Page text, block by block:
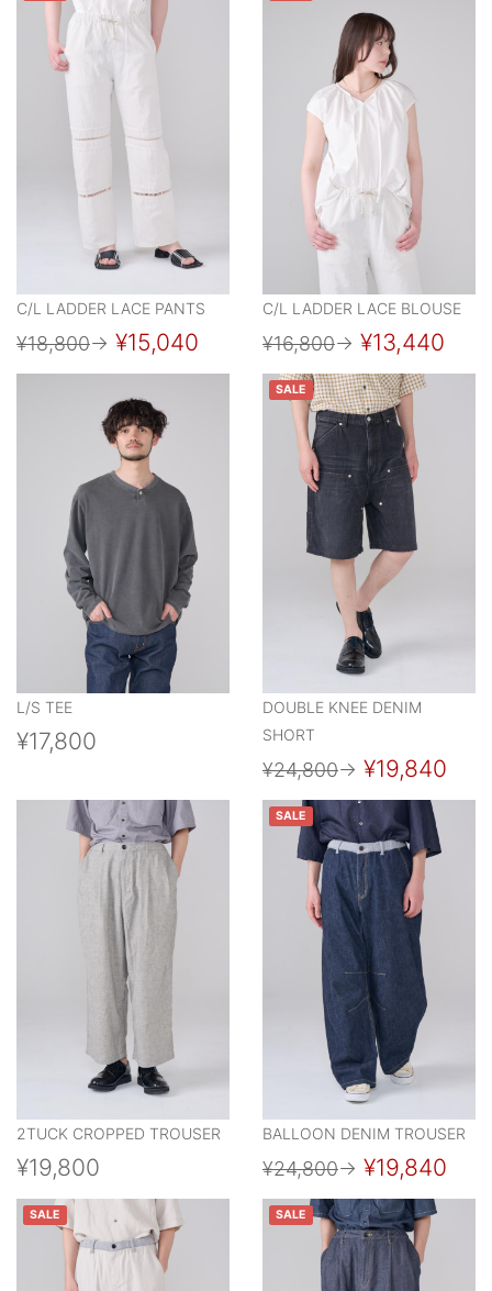
C/L LADDER LACE PANTS
¥18,800→ ¥15,040
C/L LADDER LACE BLOUSE
¥16,800→ ¥13,440
L/S TEE
¥17,800
SALE
DOUBLE KNEE DENIM
SHORT
¥24,800→ ¥19,840
2TUCK CROPPED TROUSER
¥19,800
SALE
BALLOON DENIM TROUSER
¥24,800→ ¥19,840
SALE SALE